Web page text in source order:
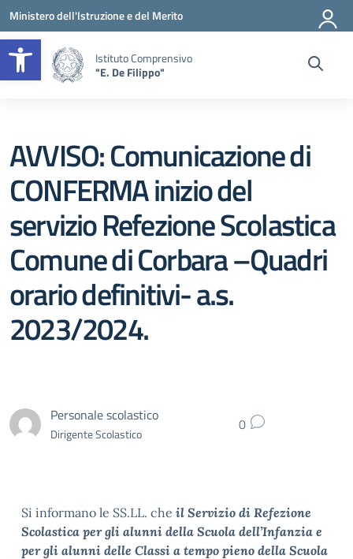
Apri la barra degli strumenti
Vai ai contenuti
Vai al menu di navigazione
Vai al footer
Ministero dell'Istruzione e del Merito
Istituto Comprensivo
"E. De Filippo"
AVVISO: Comunicazione di
CONFERMA inizio del
servizio Refezione Scolastica
Comune di Corbara –Quadri
orario definitivi- a.s.
2023/2024.
Personale scolastico
Dirigente Scolastico 0
Si informano le SS.LL. che il Servizio di Refezione
Scolastica per gli alunni della Scuola dell’Infanzia e
per gli alunni delle Classi a tempo pieno della Scuola